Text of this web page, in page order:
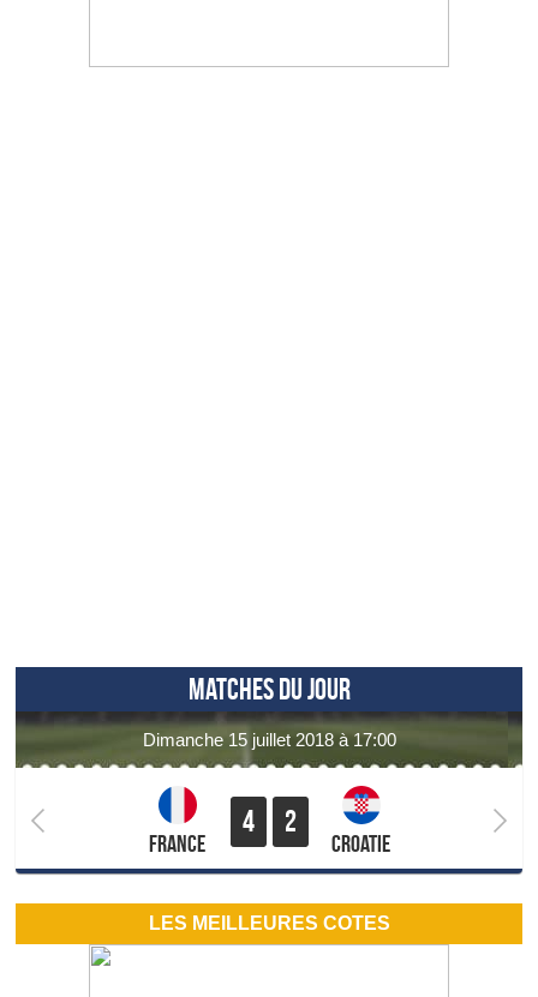
MATCHES DU JOUR
dimanche 15 juillet 2018 à 17:00
France
4 2
Croatie
LES MEILLEURES COTES